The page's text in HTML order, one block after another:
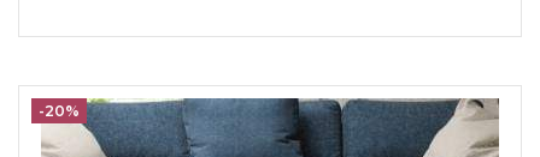
-20%